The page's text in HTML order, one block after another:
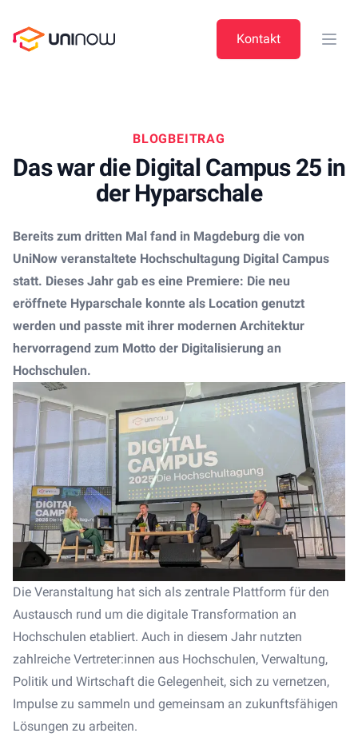
UniNow Kontakt
BLOGBEITRAG
Das war die Digital Campus 25 in
der Hyparschale
Bereits zum dritten Mal fand in Magdeburg die von
UniNow veranstaltete Hochschultagung Digital Campus
statt. Dieses Jahr gab es eine Premiere: Die neu
eröffnete Hyparschale konnte als Location genutzt
werden und passte mit ihrer modernen Architektur
hervorragend zum Motto der Digitalisierung an
Hochschulen.
Die Veranstaltung hat sich als zentrale Plattform für den
Austausch rund um die digitale Transformation an
Hochschulen etabliert. Auch in diesem Jahr nutzten
zahlreiche Vertreter:innen aus Hochschulen, Verwaltung,
Politik und Wirtschaft die Gelegenheit, sich zu vernetzen,
Impulse zu sammeln und gemeinsam an zukunftsfähigen
Lösungen zu arbeiten.